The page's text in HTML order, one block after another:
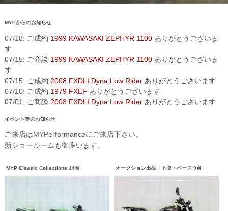
MYPからのお知らせ
07/18: ご成約 1999 KAWASAKI ZEPHYR 1100ありがとうございま
す
07/15: ご商談 1999 KAWASAKI ZEPHYR 1100ありがとうございま
す
07/15: ご成約 2008 FXDLI Dyna Low Riderありがとうございます
07/10: ご成約 1979 FXEF ありがとうございます
07/01: ご商談 2008 FXDLI Dyna Low Riderありがとうございます
イベント等のお知らせ
ご来店はMYPerformanceにご来店下さい。
新ショールームも御座います。
MYP Classic Collections 14台 オークション出品・下取・ベース 9台